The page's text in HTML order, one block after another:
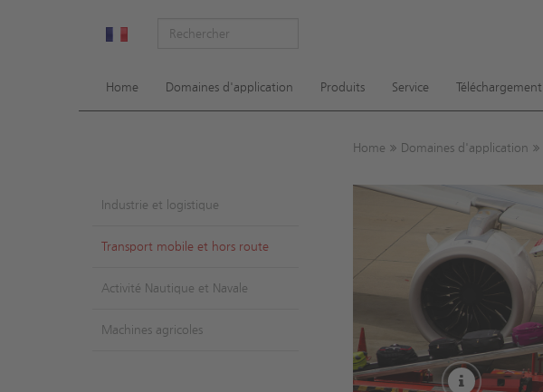
Home Domaines d'application Produits Service Téléchargement
Home Domaines d'application
Industrie et logistique
Transport mobile et hors route
Activité Nautique et Navale
Machines agricoles
More